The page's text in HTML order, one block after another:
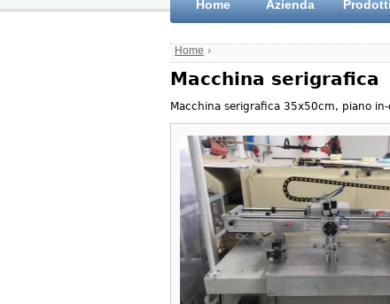
Home Azienda Prodotti
Home ›
Macchina serigrafica
Macchina serigrafica 35x50cm, piano